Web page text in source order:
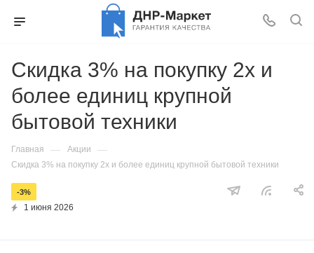
Скидка 3% на покупку 2х и
более единиц крупной
бытовой техники
Главная — Акции —
Скидка 3% на покупку 2х и более единиц крупной бытовой техники
-3%
1 июня 2026